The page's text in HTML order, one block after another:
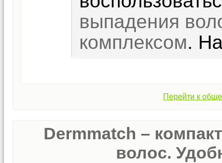
выпадения
комплексом.
Перейти к
Dermmatch –
волос.